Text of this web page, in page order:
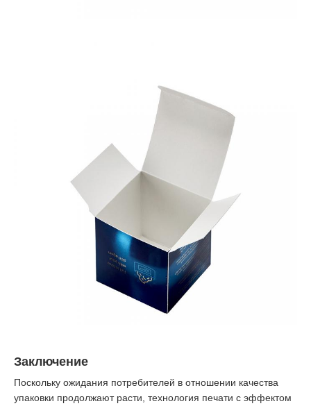
Заключение
Поскольку ожидания потребителей в отношении качества
упаковки продолжают расти, технология печати с эффектом